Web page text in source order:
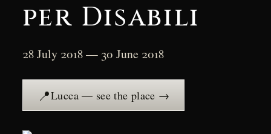
per Disabili
28 July 2018 — 30 June 2018
📍Lucca — see the place →